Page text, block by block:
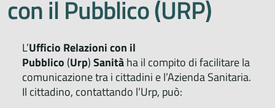
con il Pubblico (URP)
L’Ufficio Relazioni con il
Pubblico (Urp)Sanitàha il compito di facilitare la
comunicazione tra i cittadini e l’Azienda Sanitaria.
Il cittadino, contattando l’Urp, può: